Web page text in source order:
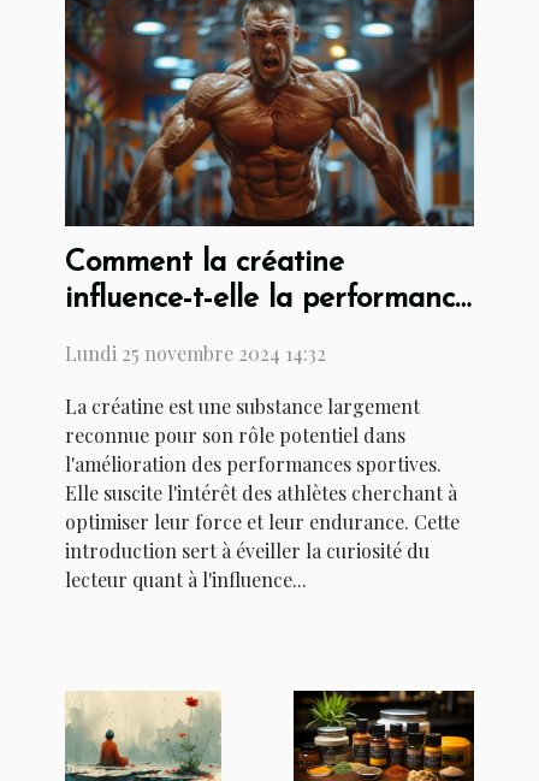
Comment la créatine
influence-t-elle la performance
Lundi 25 novembre 2024 14:32
La créatine est une substance largement
reconnue pour son rôle potentiel dans
l'amélioration des performances sportives.
Elle suscite l'intérêt des athlètes cherchant à
optimiser leur force et leur endurance. Cette
introduction sert à éveiller la curiosité du
lecteur quant à l'influence...